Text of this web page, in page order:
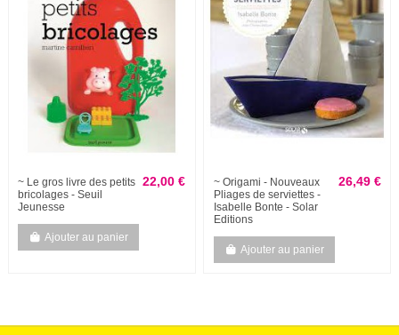
~ Le gros livre des petits
bricolages - Seuil
Jeunesse
22,00 €
Ajouter au panier
~ Origami - Nouveaux
Pliages de serviettes -
Isabelle Bonte - Solar
Editions
26,49 €
Ajouter au panier